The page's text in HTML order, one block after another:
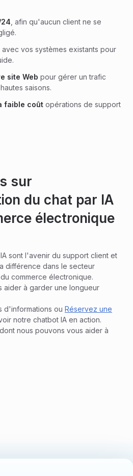
, afin qu'aucun client ne se
avec vos systèmes existants pour
site Web pour gérer un trafic
saisons.
faible coût opérations de support
sur
du chat par IA
électronique
sont l'avenir du support client et
différence dans le secteur
commerce électronique.
aider à garder une longueur
d'informations ou Réservez une
notre chatbot IA en action.
nous pouvons vous aider à